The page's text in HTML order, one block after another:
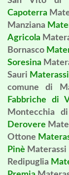
Capoterra
Manziana
Agricola
Bornasco
Soresina
Sauri
comune di
Fabbriche di
Montecchia
Derovere
Ottone
Pinè
Redipuglia